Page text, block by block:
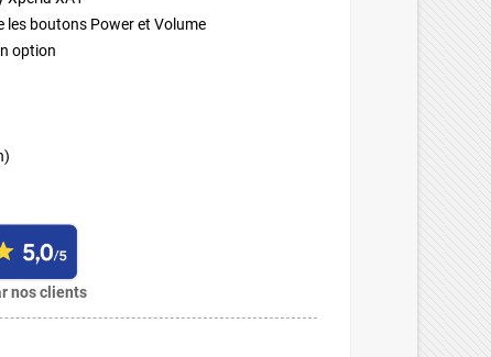
les boutons Power et Volume
option
nos clients